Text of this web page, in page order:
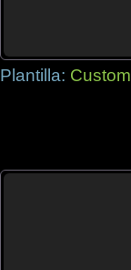
Plantilla: Custom